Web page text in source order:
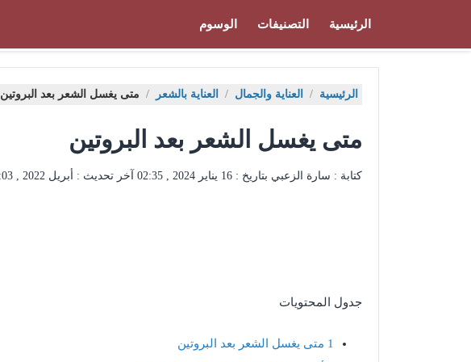
الرئيسية التصنيفات الوسوم
الرئيسية / العناية والجمال / العناية بالشعر / متى يغسل الشعر بعد البروتين
متى يغسل الشعر بعد البروتين
كتابة : سارة الزعبي بتاريخ : 16 يناير 2024 , 02:35 آخر تحديث : أبريل 2022 , 04:03
جدول المحتويات
1 متى يغسل الشعر بعد البروتين